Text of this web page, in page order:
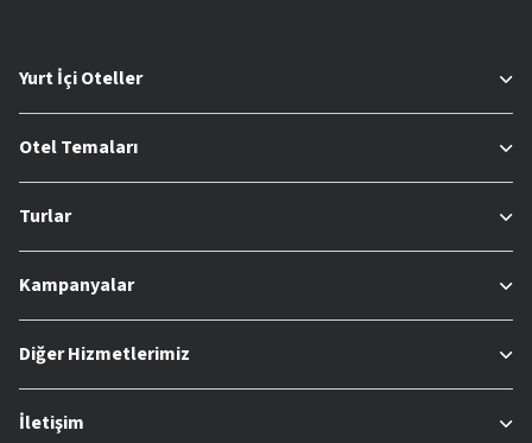
Yurt İçi Oteller
Otel Temaları
Turlar
Kampanyalar
Diğer Hizmetlerimiz
İletişim